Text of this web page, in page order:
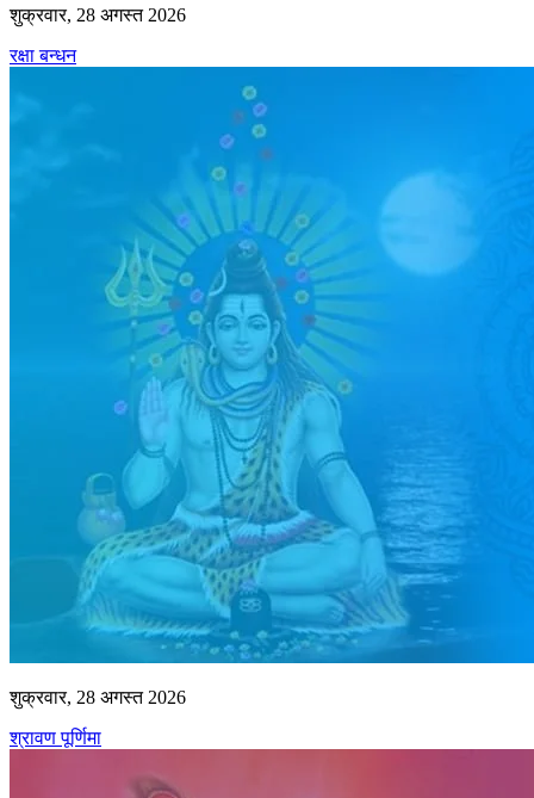
शुक्रवार, 28 अगस्त 2026
रक्षा बन्धन
शुक्रवार, 28 अगस्त 2026
श्रावण पूर्णिमा